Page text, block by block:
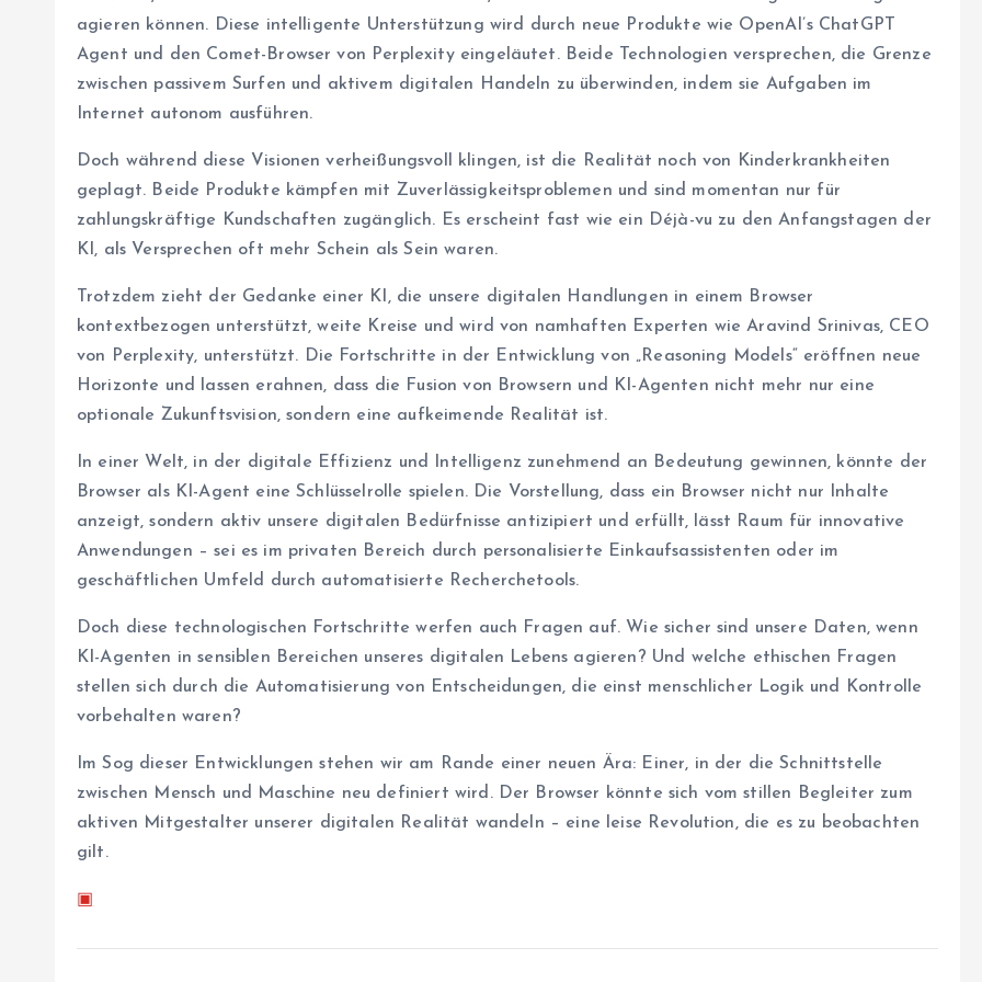
agieren können. Diese intelligente Unterstützung wird durch neue Produkte wie OpenAI’s ChatGPT
Agent und den Comet-Browser von Perplexity eingeläutet. Beide Technologien versprechen, die Grenze
zwischen passivem Surfen und aktivem digitalen Handeln zu überwinden, indem sie Aufgaben im
Internet autonom ausführen.
Doch während diese Visionen verheißungsvoll klingen, ist die Realität noch von Kinderkrankheiten
geplagt. Beide Produkte kämpfen mit Zuverlässigkeitsproblemen und sind momentan nur für
zahlungskräftige Kundschaften zugänglich. Es erscheint fast wie ein Déjà-vu zu den Anfangstagen der
KI, als Versprechen oft mehr Schein als Sein waren.
Trotzdem zieht der Gedanke einer KI, die unsere digitalen Handlungen in einem Browser
kontextbezogen unterstützt, weite Kreise und wird von namhaften Experten wie Aravind Srinivas, CEO
von Perplexity, unterstützt. Die Fortschritte in der Entwicklung von „Reasoning Models“ eröffnen neue
Horizonte und lassen erahnen, dass die Fusion von Browsern und KI-Agenten nicht mehr nur eine
optionale Zukunftsvision, sondern eine aufkeimende Realität ist.
In einer Welt, in der digitale Effizienz und Intelligenz zunehmend an Bedeutung gewinnen, könnte der
Browser als KI-Agent eine Schlüsselrolle spielen. Die Vorstellung, dass ein Browser nicht nur Inhalte
anzeigt, sondern aktiv unsere digitalen Bedürfnisse antizipiert und erfüllt, lässt Raum für innovative
Anwendungen – sei es im privaten Bereich durch personalisierte Einkaufsassistenten oder im
geschäftlichen Umfeld durch automatisierte Recherchetools.
Doch diese technologischen Fortschritte werfen auch Fragen auf. Wie sicher sind unsere Daten, wenn
KI-Agenten in sensiblen Bereichen unseres digitalen Lebens agieren? Und welche ethischen Fragen
stellen sich durch die Automatisierung von Entscheidungen, die einst menschlicher Logik und Kontrolle
vorbehalten waren?
Im Sog dieser Entwicklungen stehen wir am Rande einer neuen Ära: Einer, in der die Schnittstelle
zwischen Mensch und Maschine neu definiert wird. Der Browser könnte sich vom stillen Begleiter zum
aktiven Mitgestalter unserer digitalen Realität wandeln – eine leise Revolution, die es zu beobachten
gilt.
▣